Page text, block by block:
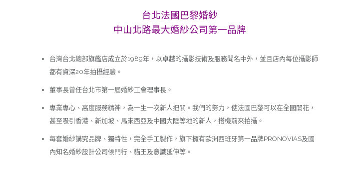
台北法國巴黎婚紗
中山北路最大婚紗公司第一品牌
台灣台北總部旗艦店成立於1989年，以卓越的攝影技術及服務聞名中外，並且店內每位攝影師
都有資深20年拍攝經驗。
董事長曾任台北市第一屆婚紗工會理事長。
專業專心、高度服務精神，為一生一次新人把關。我們的努力，使法國巴黎可以在全國開花，
甚至吸引香港、新加坡、馬來西亞及中國大陸等地的新人，搭機前來拍攝。
每套婚紗講究品牌、獨特性，完全手工製作，旗下擁有歐洲西班牙第一品牌PRONOVIAS及國
內知名婚紗設計公司候門行、貓王及意識延伸等。